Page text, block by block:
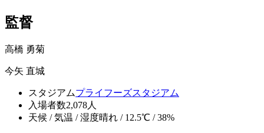
監督
高橋 勇菊
今矢 直城
スタジアムプライフーズスタジアム
入場者数2,078人
天候 / 気温 / 湿度晴れ / 12.5℃ / 38%